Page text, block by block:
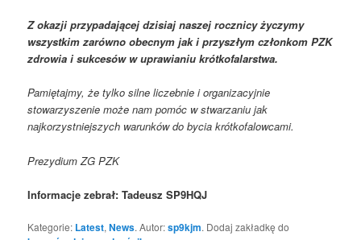
Z okazji przypadającej dzisiaj naszej rocznicy życzymy
wszystkim zarówno obecnym jak i przyszłym członkom PZK
zdrowia i sukcesów w uprawianiu krótkofalarstwa.
Pamiętajmy, że tylko silne liczebnie i organizacyjnie
stowarzyszenie może nam pomóc w stwarzaniu jak
najkorzystniejszych warunków do bycia krótkofalowcami.
Prezydium ZG PZK
Informacje zebrał: Tadeusz SP9HQJ
Kategorie: Latest,News. Autor:sp9kjm. Dodaj zakładkę do